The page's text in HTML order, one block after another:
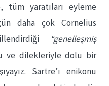
tüm yaratıları eyleme
daha çok Cornelius
“genelleşmiş
ve dilekleriyle dolu bir
Sartre’ı enikonu